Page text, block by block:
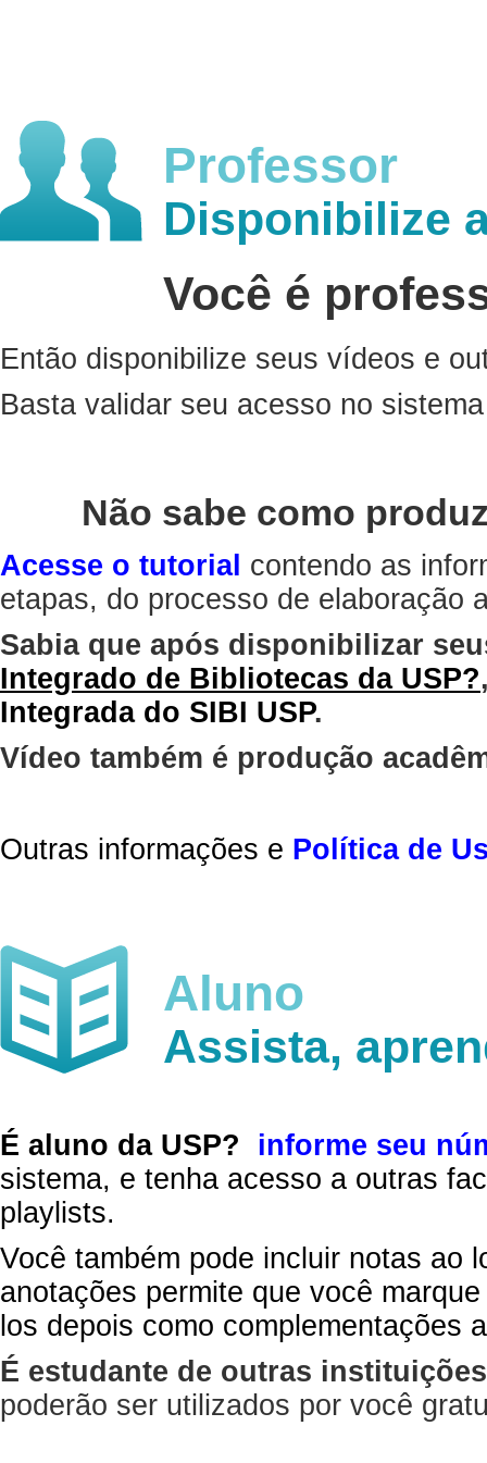
Professor
Disponibilize
Você é
Então disponibilize seus vídeos e
Basta validar seu acesso no
Não sabe como
Acesse o tutorial contendo as
etapas, do processo de elaboração
Sabia que após disponibilizar
Integrado de Bibliotecas da USP?
Integrada do SIBI USP.
Vídeo também é produção
Outras informações e Política de
Aluno
Assista,
É aluno da USP?
informe seu
sistema, e tenha acesso a outras
playlists.
Você também pode incluir notas ao
anotações permite que você
los depois como complementações
É estudante de outras
poderão ser utilizados por você